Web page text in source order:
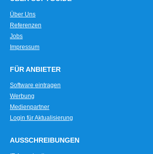
Über Uns
Referenzen
Jobs
Impressum
FÜR ANBIETER
Software eintragen
Werbung
Medienpartner
Login für Aktualisierung
AUSSCHREIBUNGEN